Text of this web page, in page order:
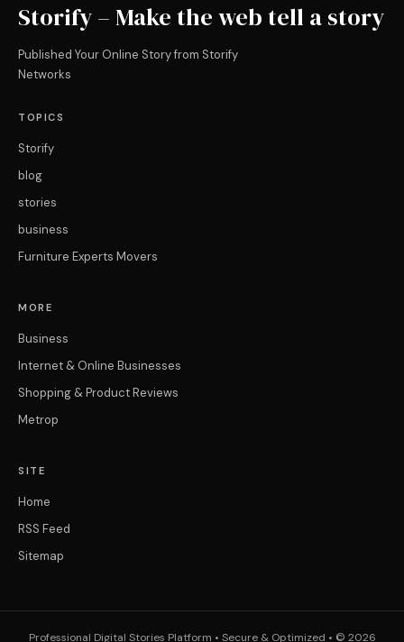
Storify – Make the web tell a story
Published Your Online Story from Storify
Networks
TOPICS
Storify
blog
stories
business
Furniture Experts Movers
MORE
Business
Internet & Online Businesses
Shopping & Product Reviews
Metrop
SITE
Home
RSS Feed
Sitemap
Professional Digital Stories Platform • Secure & Optimized • © 2026